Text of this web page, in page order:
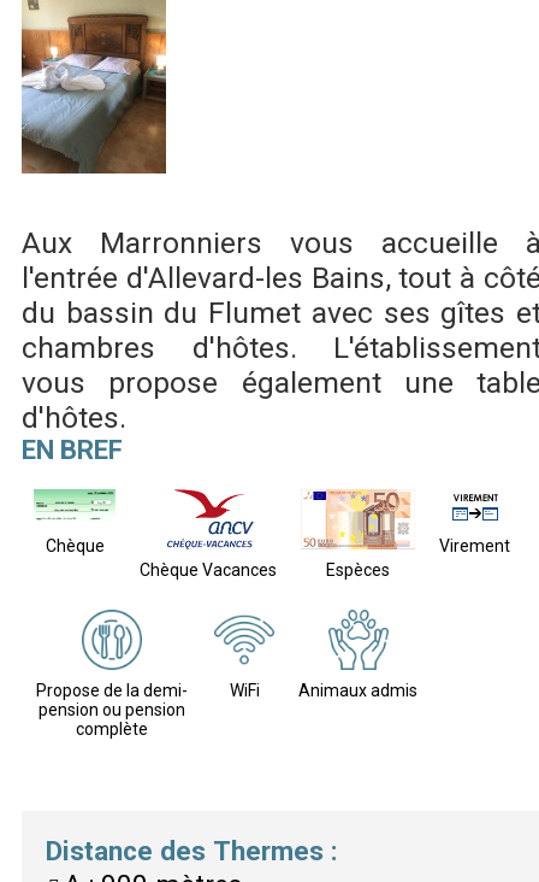
Aux Marronniers vous accueille
l'entrée d'Allevard-les Bains, tout à
du bassin du Flumet avec ses gîtes
chambres d'hôtes.
vous propose également une
d'hôtes.
EN BREF
Chèque
Chèque Vacances
Espèces
Virement
Propose de la demi-
pension ou pension
complète
WiFi Animaux admis
Distance des Thermes :